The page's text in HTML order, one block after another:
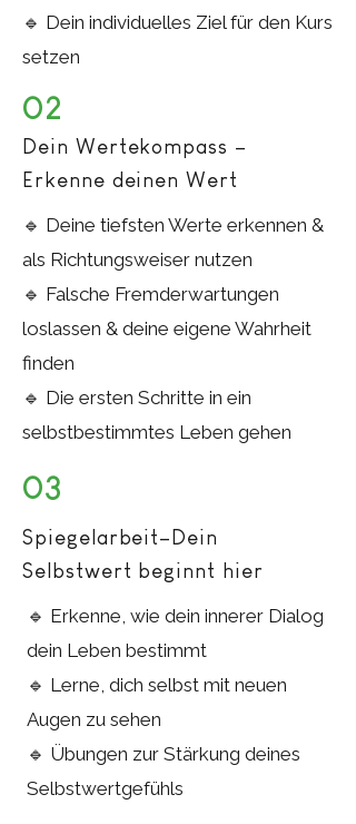
🔹 Dein individuelles Ziel für den Kurs
setzen
02
Dein Wertekompass –
Erkenne deinen Wert
🔹 Deine tiefsten Werte erkennen &
als Richtungsweiser nutzen
🔹 Falsche Fremderwartungen
loslassen & deine eigene Wahrheit
finden
🔹 Die ersten Schritte in ein
selbstbestimmtes Leben gehen
03
Spiegelarbeit–Dein
Selbstwert beginnt hier
🔹 Erkenne, wie dein innerer Dialog
dein Leben bestimmt
🔹 Lerne, dich selbst mit neuen
Augen zu sehen
🔹 Übungen zur Stärkung deines
Selbstwertgefühls